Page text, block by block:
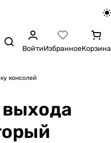
ВойтиИзбранноеКорзина
консолей